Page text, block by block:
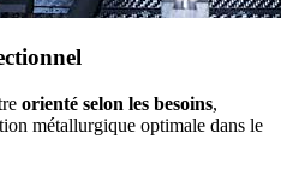
orienté selon les besoins,
métallurgique optimale dans le